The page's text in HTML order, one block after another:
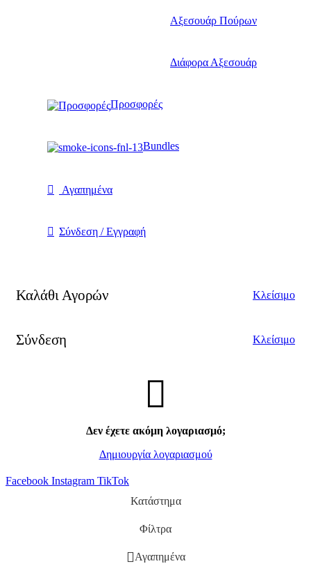
Αξεσουάρ Πούρων
Διάφορα Αξεσουάρ
Προσφορές
Bundles
Αγαπημένα
Σύνδεση / Εγγραφή
Καλάθι Αγορών Κλείσιμο
Σύνδεση Κλείσιμο
Δεν έχετε ακόμη λογαριασμό;
Δημιουργία λογαριασμού
Facebook Instagram TikTok
Κατάστημα
Φίλτρα
Αγαπημένα